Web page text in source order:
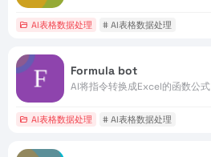
AI表格数据处理 # AI表格数据处理
Formula bot
AI将指令转换成Excel的函数公式
AI表格数据处理 # AI表格数据处理